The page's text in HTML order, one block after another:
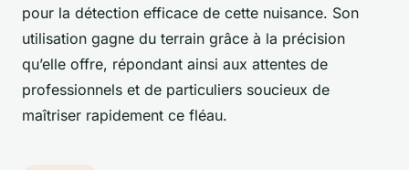
pour la détection efficace de cette nuisance. Son
utilisation gagne du terrain grâce à la précision
qu’elle offre, répondant ainsi aux attentes de
professionnels et de particuliers soucieux de
maîtriser rapidement ce fléau.